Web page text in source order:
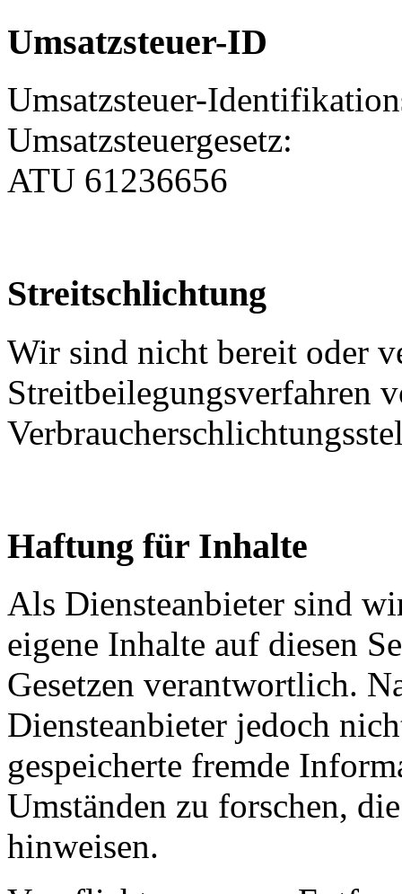
Umsatzsteuer-ID
Umsatzsteuer-
Umsatzsteuergesetz:
ATU 61236656
Streitschlichtung
Wir sind nicht bereit oder
Streitbeilegungsverfahren
Haftung für Inhalte
Als Diensteanbieter sind
eigene Inhalte auf diesen
Gesetzen verantwortlich.
Diensteanbieter jedoch
gespeicherte fremde
Umständen zu forschen,
hinweisen.